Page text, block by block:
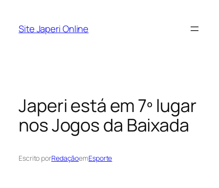
Site Japeri Online
Japeri está em 7º lugar
nos Jogos da Baixada
Escrito porRedaçãoemEsporte